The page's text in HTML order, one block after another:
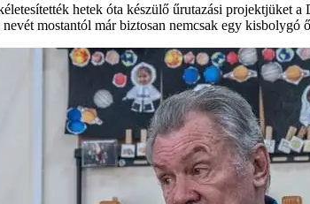
hetek óta készülő űrutazási projektjüket
mostantól már biztosan nemcsak egy kisbolygó